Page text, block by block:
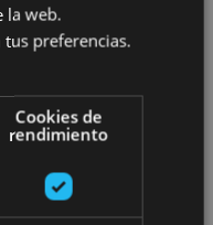
la web.
preferencias.
Cookies de
rendimiento